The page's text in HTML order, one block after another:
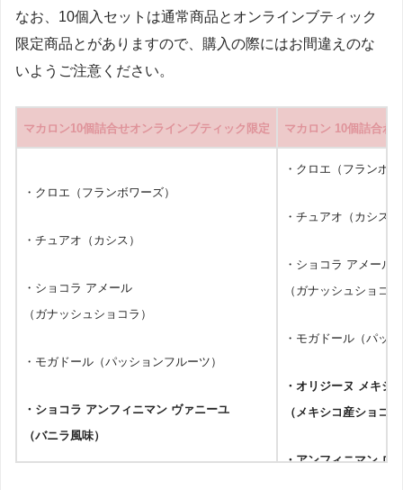
なお、10個入セットは通常商品とオンラインブティック
限定商品とがありますので、購入の際にはお間違えのな
いようご注意ください。
マカロン10個詰合せオンラインブティック限定 マカロン 10個詰合わ
・クロエ（フランボワーズ）
・チュアオ（カシス）
・ショコラ アメール
（ガナッシュショコラ）
・モガドール（パッションフルーツ）
・ショコラ アンフィニマン ヴァニーユ
（バニラ風味）
・クロエ（フランボ
・チュアオ（カシス）
・ショコラ アメール
（ガナッシュショコ
・モガドール（パッ
・オリジーヌ メキシ
（メキシコ産ショコ
・アンフィニマン ロ